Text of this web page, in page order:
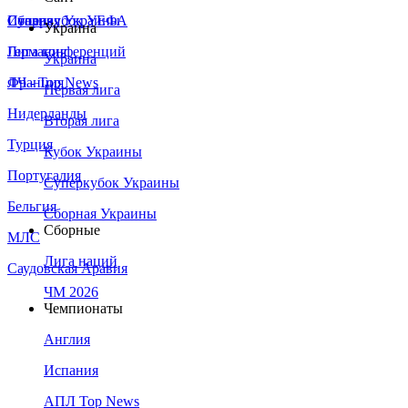
Сборная Украины
Италия
Германия
Франция
Нидерланды
Турция
Португалия
Бельгия
МЛС
Саудовская Аравия
Суперкубок УЕФА
Лига конференций
ЛЧ - Top News
Украина
Украина
Первая лига
Вторая лига
Кубок Украины
Суперкубок Украины
Сборная Украины
Сборные
Лига наций
ЧМ 2026
Чемпионаты
Англия
Испания
АПЛ Top News